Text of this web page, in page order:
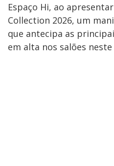
Espaço Hi, ao
Collection 2026, um
que antecipa as
em alta nos salões neste